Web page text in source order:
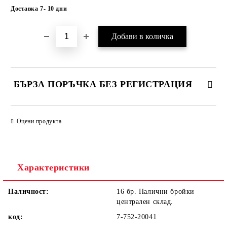
Доставка 7- 10 дни
БЪРЗА ПОРЪЧКА БЕЗ РЕГИСТРАЦИЯ
Оцени продукта
Характеристики
Наличност:
16 бр. Налични бройки
централен склад.
код:
7-752-20041